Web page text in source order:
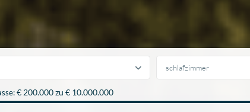
€ 200.000 zu € 10.000.000